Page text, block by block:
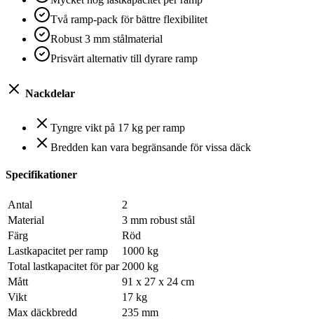
Två ramp-pack för bättre flexibilitet
Robust 3 mm stålmaterial
Prisvärt alternativ till dyrare ramp
Nackdelar
Tyngre vikt på 17 kg per ramp
Bredden kan vara begränsande för vissa däck
Specifikationer
Antal
2
Material
3 mm robust stål
Färg
Röd
Lastkapacitet per ramp
1000 kg
Total lastkapacitet för par 2000 kg
Mått
91 x 27 x 24 cm
Vikt
17 kg
Max däckbredd
235 mm